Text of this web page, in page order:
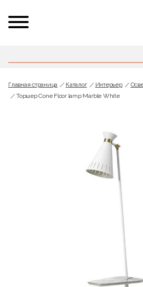
Главная страница Каталог Интерьер
Торшер Cone Floor lamp Marble White